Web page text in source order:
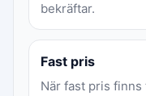
bekräftar.
Fast pris
När fast pris